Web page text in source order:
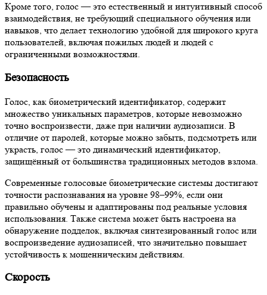
Кроме того, голос — это естественный и интуитивный способ
взаимодействия, не требующий специального обучения или
навыков, что делает технологию удобной для широкого круга
пользователей, включая пожилых людей и людей с
ограниченными возможностями.
Безопасность
Голос, как биометрический идентификатор, содержит
множество уникальных параметров, которые невозможно
точно воспроизвести, даже при наличии аудиозаписи. В
отличие от паролей, которые можно забыть, подсмотреть или
украсть, голос — это динамический идентификатор,
защищённый от большинства традиционных методов взлома.
Современные голосовые биометрические системы достигают
точности распознавания на уровне 98–99%, если они
правильно обучены и адаптированы под реальные условия
использования. Также система может быть настроена на
обнаружение подделок, включая синтезированный голос или
воспроизведение аудиозаписей, что значительно повышает
устойчивость к мошенническим действиям.
Скорость